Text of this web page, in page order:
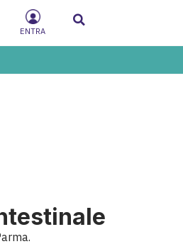
ENTRA